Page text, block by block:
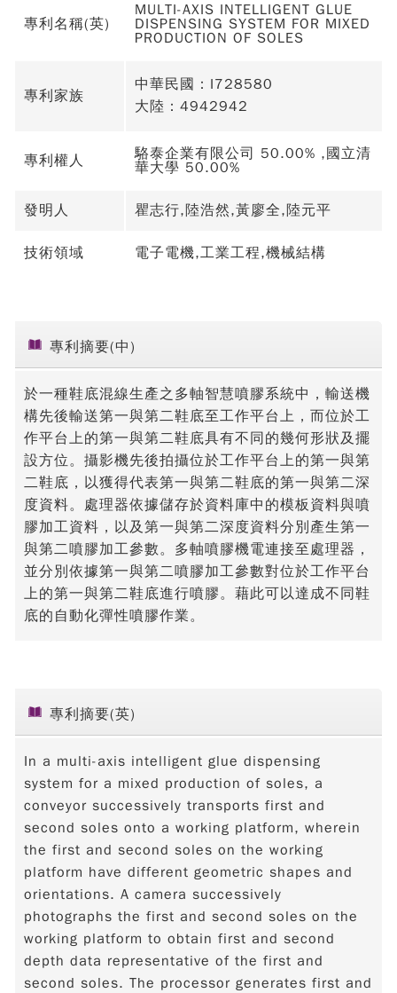
專利名稱(英)
MULTI-AXIS INTELLIGENT GLUE
DISPENSING SYSTEM FOR MIXED
PRODUCTION OF SOLES
專利家族
中華民國：I728580
大陸：4942942
專利權人
駱泰企業有限公司 50.00% ,國立清
華大學 50.00%
發明人 瞿志行,陸浩然,黃廖全,陸元平
技術領域 電子電機,工業工程,機械結構
專利摘要(中)
於一種鞋底混線生產之多軸智慧噴膠系統中，輸送機
構先後輸送第一與第二鞋底至工作平台上，而位於工
作平台上的第一與第二鞋底具有不同的幾何形狀及擺
設方位。攝影機先後拍攝位於工作平台上的第一與第
二鞋底，以獲得代表第一與第二鞋底的第一與第二深
度資料。處理器依據儲存於資料庫中的模板資料與噴
膠加工資料，以及第一與第二深度資料分別產生第一
與第二噴膠加工參數。多軸噴膠機電連接至處理器，
並分別依據第一與第二噴膠加工參數對位於工作平台
上的第一與第二鞋底進行噴膠。藉此可以達成不同鞋
底的自動化彈性噴膠作業。
專利摘要(英)
In a multi-axis intelligent glue dispensing
system for a mixed production of soles, a
conveyor successively transports first and
second soles onto a working platform, wherein
the first and second soles on the working
platform have different geometric shapes and
orientations. A camera successively
photographs the first and second soles on the
working platform to obtain first and second
depth data representative of the first and
second soles. The processor generates first and